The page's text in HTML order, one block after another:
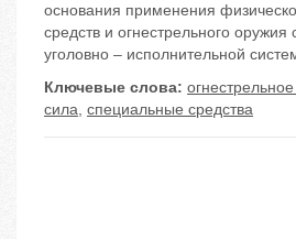
основания применения
средств и огнестрельного оружия
уголовно – исполнительной
Ключевые слова:
сила, специальные средства